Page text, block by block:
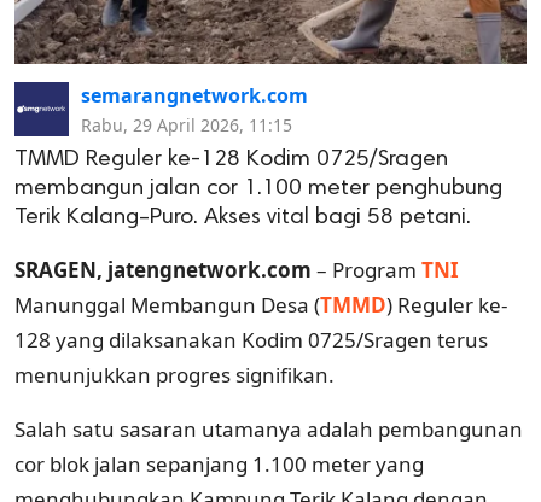
semarangnetwork.com
Rabu, 29 April 2026, 11:15
TMMD Reguler ke-128 Kodim 0725/Sragen
membangun jalan cor 1.100 meter penghubung
Terik Kalang–Puro. Akses vital bagi 58 petani.
SRAGEN, jatengnetwork.com – Program TNI
Manunggal Membangun Desa (TMMD) Reguler ke-
128 yang dilaksanakan Kodim 0725/Sragen terus
menunjukkan progres signifikan.
Salah satu sasaran utamanya adalah pembangunan
cor blok jalan sepanjang 1.100 meter yang